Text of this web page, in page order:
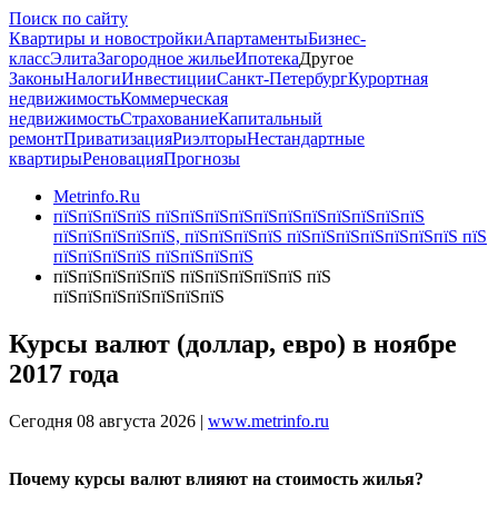
Поиск по сайту
Квартиры и новостройкиАпартаментыБизнес-
классЭлитаЗагородное жильеИпотекаДругое
ЗаконыНалогиИнвестицииСанкт-ПетербургКурортная
недвижимостьКоммерческая
недвижимостьСтрахованиеКапитальный
ремонтПриватизацияРиэлторыНестандартные
квартирыРеновацияПрогнозы
Metrinfo.Ru
пїЅпїЅпїЅпїЅ пїЅпїЅпїЅпїЅпїЅпїЅпїЅпїЅпїЅпїЅпїЅ
пїЅпїЅпїЅпїЅпїЅ, пїЅпїЅпїЅпїЅ пїЅпїЅпїЅпїЅпїЅпїЅпїЅ пїЅ
пїЅпїЅпїЅпїЅ пїЅпїЅпїЅпїЅ
пїЅпїЅпїЅпїЅпїЅ пїЅпїЅпїЅпїЅпїЅ пїЅ
пїЅпїЅпїЅпїЅпїЅпїЅпїЅ
Курсы валют (доллар, евро) в ноябре
2017 года
Сегодня 08 августа 2026 | www.metrinfo.ru
Почему курсы валют влияют на стоимость жилья?